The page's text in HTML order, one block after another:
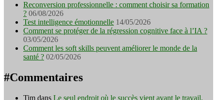
Reconversion professionnelle : comment choisir sa formation
? 06/08/2026
Test intelligence émotionnelle 14/05/2026
Comment se protéger de la régression cognitive face à l’IA ?
03/05/2026
Comment les soft skills peuvent améliorer le monde de la
santé ? 02/05/2026
#Commentaires
Tim dans Le seul endroit où le succès vient avant le travail,